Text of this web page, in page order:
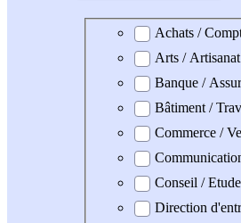
Domaine professionel
Achats /
Arts /
Banque /
Bâtiment /
Commerce /
Conseil /
Direction